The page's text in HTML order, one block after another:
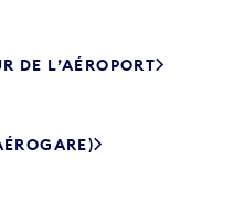
DE L’AÉROPORT